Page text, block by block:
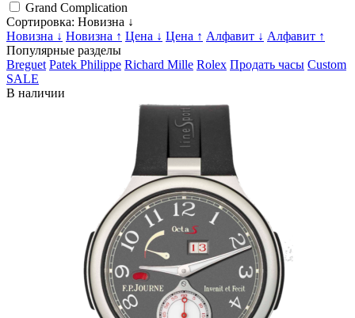
Grand Complication
Сортировка: Новизна ↓
Новизна ↓ Новизна ↑ Цена ↓ Цена ↑ Алфавит ↓ Алфавит ↑
Популярные разделы
Breguet Patek Philippe Richard Mille Rolex Продать часы Custom
SALE
В наличии